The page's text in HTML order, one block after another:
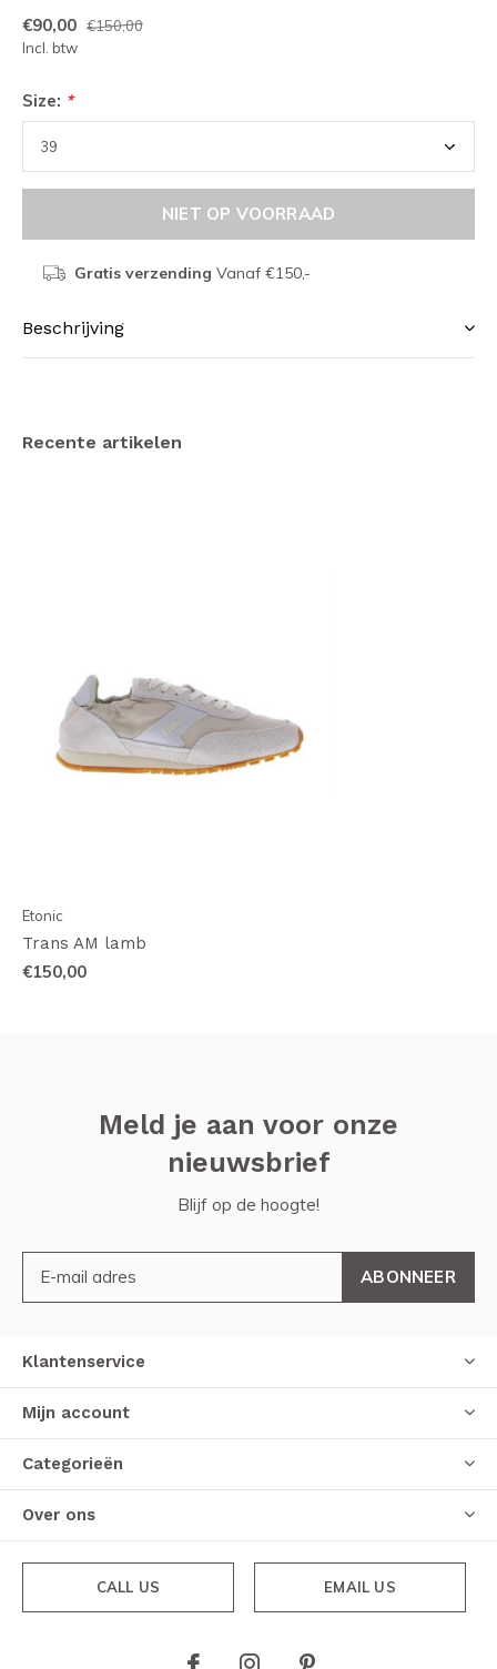
€90,00 €150,00
Incl. btw
Size: *
NIET OP VOORRAAD
Gratis verzending Vanaf €150,-
Beschrijving
Recente artikelen
Etonic
Trans AM lamb
€150,00
Meld je aan voor onze
nieuwsbrief
Blijf op de hoogte!
ABONNEER
Klantenservice
Mijn account
Categorieën
Over ons
CALL US EMAIL US